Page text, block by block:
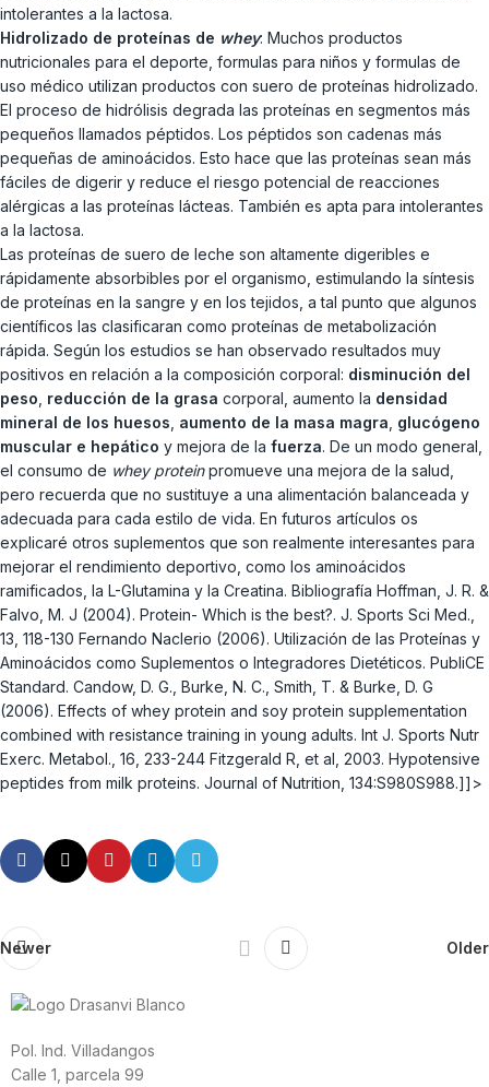
intolerantes a la lactosa.
Hidrolizado de proteínas de whey: Muchos productos
nutricionales para el deporte, formulas para niños y formulas de
uso médico utilizan productos con suero de proteínas hidrolizado.
El proceso de hidrólisis degrada las proteínas en segmentos más
pequeños llamados péptidos. Los péptidos son cadenas más
pequeñas de aminoácidos. Esto hace que las proteínas sean más
fáciles de digerir y reduce el riesgo potencial de reacciones
alérgicas a las proteínas lácteas. También es apta para intolerantes
a la lactosa.
Las proteínas de suero de leche son altamente digeribles e
rápidamente absorbibles por el organismo, estimulando la síntesis
de proteínas en la sangre y en los tejidos, a tal punto que algunos
científicos las clasificaran como proteínas de metabolización
rápida. Según los estudios se han observado resultados muy
positivos en relación a la composición corporal: disminución del
peso reducción de la grasa corporal, aumento la densidad
mineral de los huesos aumento de la masa magra glucógeno
muscular e hepático y mejora de la fuerza. De un modo general,
el consumo de whey proteinpromueve una mejora de la salud,
pero recuerda que no sustituye a una alimentación balanceada y
adecuada para cada estilo de vida. En futuros artículos os
explicaré otros suplementos que son realmente interesantes para
mejorar el rendimiento deportivo, como los aminoácidos
ramificados, la L-Glutamina y la Creatina. Bibliografía Hoffman, J. R. &
Falvo, M. J (2004). Protein- Which is the best?. J. Sports Sci Med.,
13, 118-130 Fernando Naclerio (2006). Utilización de las Proteínas y
Aminoácidos como Suplementos o Integradores Dietéticos. PubliCE
Standard. Candow, D. G., Burke, N. C., Smith, T. & Burke, D. G
(2006). Effects of whey protein and soy protein supplementation
combined with resistance training in young adults. Int J. Sports Nutr
Exerc. Metabol., 16, 233-244 Fitzgerald R, et al, 2003. Hypotensive
peptides from milk proteins. Journal of Nutrition, 134:S980S988.]]>
Newer Older
Pol. Ind. Villadangos
Calle 1, parcela 99